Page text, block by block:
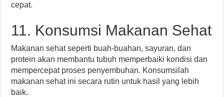
cepat.
11. Konsumsi Makanan Sehat
Makanan sehat seperti buah-buahan, sayuran, dan
protein akan membantu tubuh memperbaiki kondisi dan
mempercepat proses penyembuhan. Konsumsilah
makanan sehat ini secara rutin untuk hasil yang lebih
baik.